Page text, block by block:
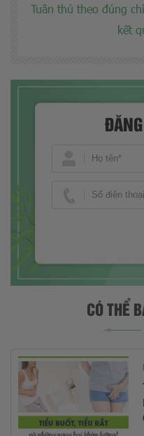
Tuân thủ theo đúng
kết
CÓ THỂ